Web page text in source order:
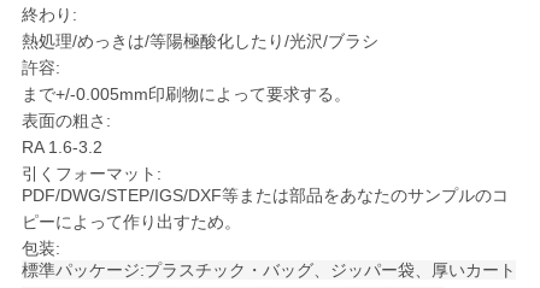
引
金
を
求
め
終わり:
熱処理/めっきは/等陽極酸化したり/光沢/ブラシ
許容:
まで+/-0.005mm印刷物によって要求する。
表面の粗さ:
RA 1.6-3.2
引くフォーマット:
PDF/DWG/STEP/IGS/DXF等または部品をあなたのサンプルのコ
ピーによって作り出すため。
包装:
標準パッケージ:プラスチック・バッグ、ジッパー袋、厚いカート